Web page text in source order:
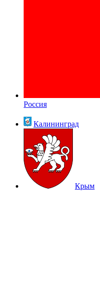
Россия
Калининград
Крым